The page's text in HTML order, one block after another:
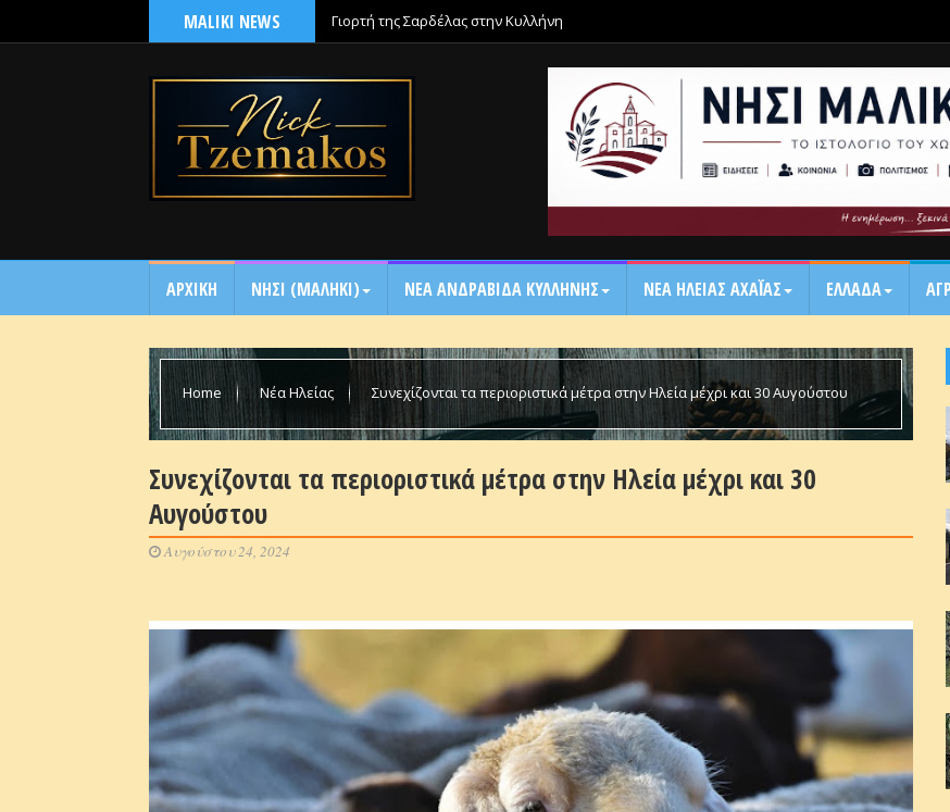
MALIKI NEWS Γιορτή της Σαρδέλας στην Κυλλήνη
ΑΡΧΙΚΗ NΗΣΙ (ΜΑΛΗΚΙ) ΝΕΑ ΑΝΔΡΑΒΙΔΑ ΚΥΛΛΗΝΗΣ ΝΕΑ ΗΛΕΙΑΣ ΑΧΑΪ́ΑΣ ΕΛΛΑΔΑ
Home Νέα Ηλείας Συνεχίζονται τα περιοριστικά μέτρα στην Ηλεία μέχρι και 30 Αυγούστου
Συνεχίζονται τα περιοριστικά μέτρα στην Ηλεία μέχρι και 30
Αυγούστου
Αυγούστου 24, 2024